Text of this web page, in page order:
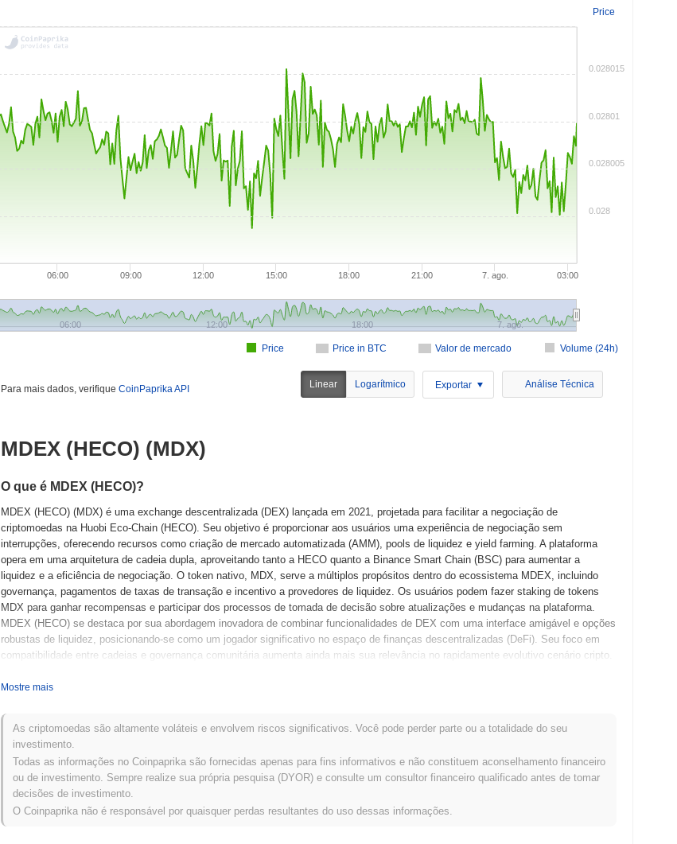
Price
Price in BTC Valor de mercado Volume (24h)
Price
06:00 09:00 12:00 15:00 18:00 21:00 7. ago. 03:00
06:00 12:00 18:00 7. ago.
0.028
0.028005
0.02801
0.028015
Para mais dados, verifique CoinPaprika API Linear Logarítmico Exportar Análise Técnica
MDEX (HECO) (MDX)
O que é MDEX (HECO)?
MDEX (HECO) (MDX) é uma exchange descentralizada (DEX) lançada em 2021, projetada para facilitar a negociação de
criptomoedas na Huobi Eco-Chain (HECO). Seu objetivo é proporcionar aos usuários uma experiência de negociação sem
interrupções, oferecendo recursos como criação de mercado automatizada (AMM), pools de liquidez e yield farming. A plataforma
opera em uma arquitetura de cadeia dupla, aproveitando tanto a HECO quanto a Binance Smart Chain (BSC) para aumentar a
liquidez e a eficiência de negociação. O token nativo, MDX, serve a múltiplos propósitos dentro do ecossistema MDEX, incluindo
governança, pagamentos de taxas de transação e incentivo a provedores de liquidez. Os usuários podem fazer staking de tokens
MDX para ganhar recompensas e participar dos processos de tomada de decisão sobre atualizações e mudanças na plataforma.
MDEX (HECO) se destaca por sua abordagem inovadora de combinar funcionalidades de DEX com uma interface amigável e opções
robustas de liquidez, posicionando-se como um jogador significativo no espaço de finanças descentralizadas (DeFi). Seu foco em
compatibilidade entre cadeias e governança comunitária aumenta ainda mais sua relevância no rapidamente evolutivo cenário cripto.
Quando e como o MDEX (HECO) começou?
técnica do projeto. A plataforma visava criar uma exchange descentralizada (DEX) que facilitasse a negociação eficiente e a provisão
de liquidez na Huobi Eco-Chain (HECO). Após o lançamento do whitepaper, o MDEX lançou sua testnet em fevereiro de 2021,
permitindo que os usuários explorassem seus recursos e funcionalidades em um ambiente controlado. A mainnet foi lançada em
março de 2021, marcando a transição do projeto para uma plataforma totalmente operacional. O desenvolvimento inicial focou na
integração de capacidades de criação de mercado automatizada (AMM) e na melhoria da experiência do usuário. A distribuição inicial
da comunidade sem as restrições dos métodos tradicionais de captação de recursos. Esses passos fundamentais prepararam o
Mostre mais
As criptomoedas são altamente voláteis e envolvem riscos significativos. Você pode perder parte ou a totalidade do seu
investimento.
Todas as informações no Coinpaprika são fornecidas apenas para fins informativos e não constituem aconselhamento financeiro
ou de investimento. Sempre realize sua própria pesquisa (DYOR) e consulte um consultor financeiro qualificado antes de tomar
decisões de investimento.
O Coinpaprika não é responsável por quaisquer perdas resultantes do uso dessas informações.